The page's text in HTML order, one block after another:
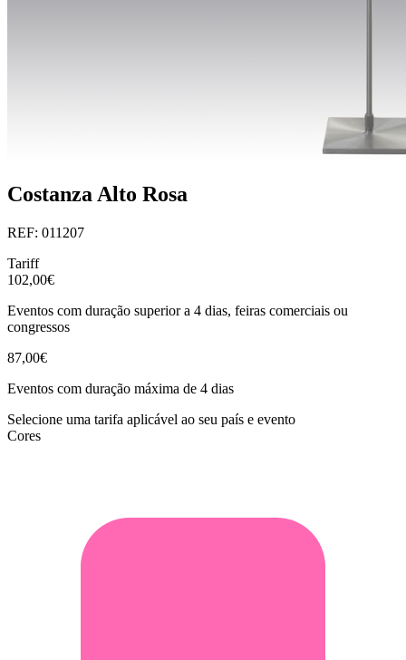
Costanza Alto Rosa
REF: 011207
Tariff
102,00€
Eventos com duração superior a 4 dias, feiras comerciais ou
congressos
87,00€
Eventos com duração máxima de 4 dias
Selecione uma tarifa aplicável ao seu país e evento
Cores